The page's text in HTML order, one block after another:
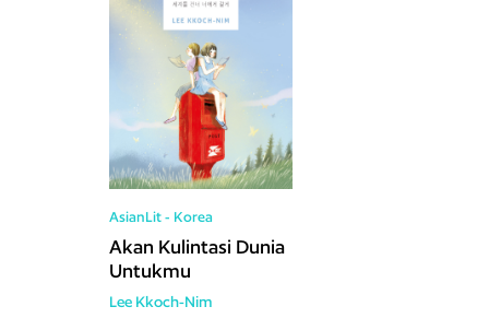
AsianLit - Korea
Akan Kulintasi Dunia
Untukmu
Lee Kkoch-Nim